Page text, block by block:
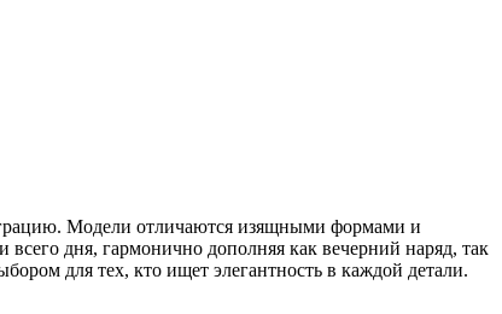
грацию. Модели отличаются изящными формами и
дня, гармонично дополняя как вечерний наряд, так
для тех, кто ищет элегантность в каждой детали.